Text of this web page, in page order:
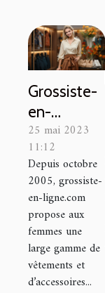
Grossiste-
en-
ligne.com :
le site qui
vous
propose
des articles
de mode
féminine
de haute
25 mai 2023
11:12
Depuis octobre
2005, grossiste-
en-ligne.com
propose aux
femmes une
large gamme de
vêtements et
d’accessoires...